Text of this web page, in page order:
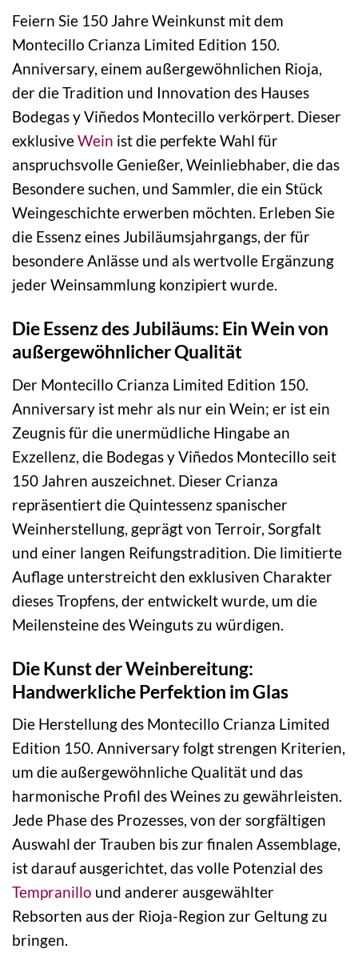
Feiern Sie 150 Jahre Weinkunst mit dem
Montecillo Crianza Limited Edition 150.
Anniversary, einem außergewöhnlichen Rioja,
der die Tradition und Innovation des Hauses
Bodegas y Viñedos Montecillo verkörpert. Dieser
exklusiveWein ist die perfekte Wahl für
anspruchsvolle Genießer, Weinliebhaber, die das
Besondere suchen, und Sammler, die ein Stück
Weingeschichte erwerben möchten. Erleben Sie
die Essenz eines Jubiläumsjahrgangs, der für
besondere Anlässe und als wertvolle Ergänzung
jeder Weinsammlung konzipiert wurde.
Die Essenz des Jubiläums: Ein Wein von
außergewöhnlicher Qualität
Der Montecillo Crianza Limited Edition 150.
Anniversary ist mehr als nur ein Wein; er ist ein
Zeugnis für die unermüdliche Hingabe an
Exzellenz, die Bodegas y Viñedos Montecillo seit
150 Jahren auszeichnet. Dieser Crianza
repräsentiert die Quintessenz spanischer
Weinherstellung, geprägt von Terroir, Sorgfalt
und einer langen Reifungstradition. Die limitierte
Auflage unterstreicht den exklusiven Charakter
dieses Tropfens, der entwickelt wurde, um die
Meilensteine des Weinguts zu würdigen.
Die Kunst der Weinbereitung:
Handwerkliche Perfektion im Glas
Die Herstellung des Montecillo Crianza Limited
Edition 150. Anniversary folgt strengen Kriterien,
um die außergewöhnliche Qualität und das
harmonische Profil des Weines zu gewährleisten.
Jede Phase des Prozesses, von der sorgfältigen
Auswahl der Trauben bis zur finalen Assemblage,
ist darauf ausgerichtet, das volle Potenzial des
Tempranillo und anderer ausgewählter
Rebsorten aus der Rioja-Region zur Geltung zu
bringen.